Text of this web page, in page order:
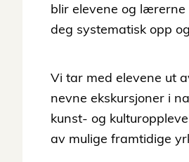
blir elevene og lærerne
deg systematisk opp
Vi tar med elevene ut
nevne ekskursjoner i
kunst- og
av mulige framtidige